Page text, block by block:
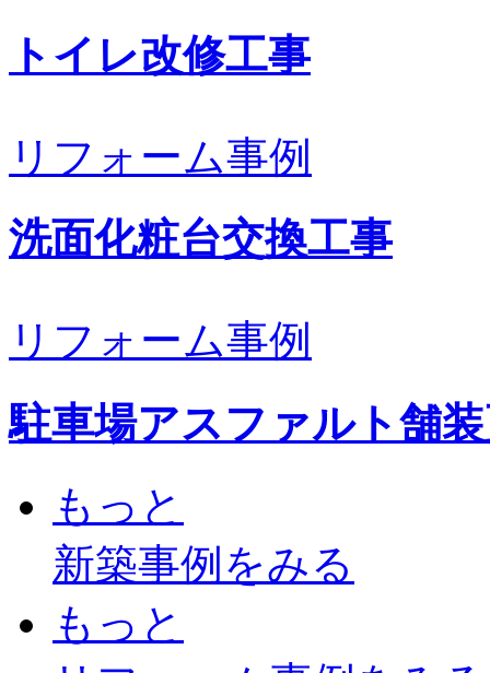
トイレ改修工事
リフォーム事例
洗面化粧台交換工事
リフォーム事例
駐車場アスファルト舗
もっと
新築事例 をみる
もっと